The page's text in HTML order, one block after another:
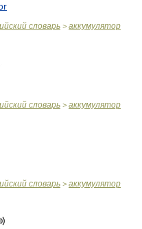
словарь > аккумулятор
словарь > аккумулятор
словарь > аккумулятор